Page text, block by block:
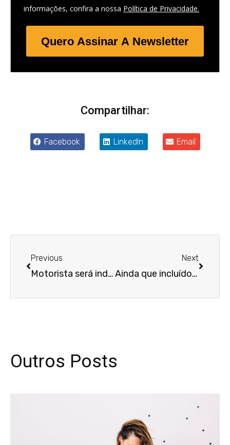
informações, confira a nossa Política de Privacidade.
Quero Assinar A Newsletter
Compartilhar:
Facebook LinkedIn Email
Previous
Motorista será indenizado por realização de teste do bafômetro em público e por trabalhar com veículo sem segurança
Next
Ainda que incluído no inventário, imóvel qualificado como bem de família é impenhorável
Outros Posts